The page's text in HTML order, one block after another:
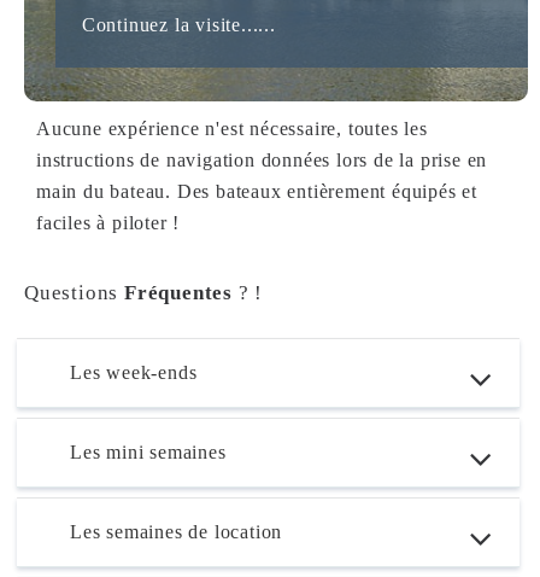
Continuez la visite......
Aucune expérience n'est nécessaire, toutes les
instructions de navigation données lors de la prise en
main du bateau. Des bateaux entièrement équipés et
faciles à piloter !
Questions Fréquentes ? !
Les week-ends
Les mini semaines
Les semaines de location